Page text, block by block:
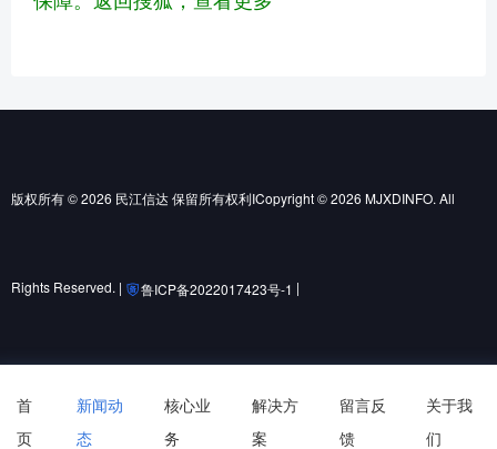
首
页
新闻动
态
核心业
务
解决方
案
留言反
馈
关于我
们
版权所有 © 2026 民江信达 保留所有权利ICopyright © 2026 MJXDINFO. All
Rights Reserved. | 鲁ICP备2022017423号-1 |